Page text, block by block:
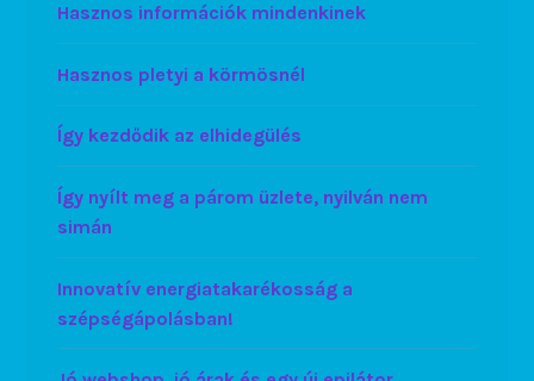
Hasznos információk mindenkinek
Hasznos pletyi a körmösnél
Így kezdődik az elhidegülés
Így nyílt meg a párom üzlete, nyilván nem
simán
Innovatív energiatakarékosság a
szépségápolásban!